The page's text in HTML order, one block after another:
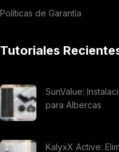
Políticas de Garantía
Tutoriales
SunValue:
para Albercas
KalyxX Active: